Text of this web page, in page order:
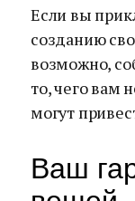
Если вы
созданию
возможно,
то, чего вам
могут
Ваш